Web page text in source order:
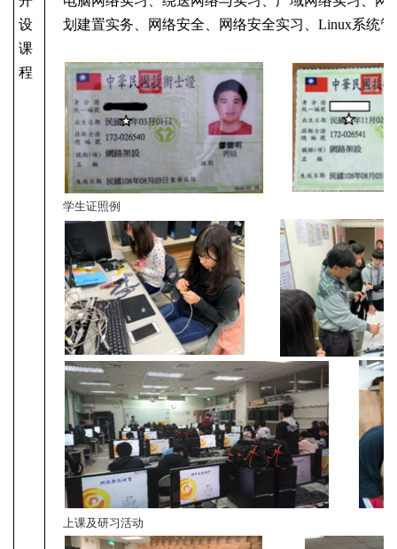
设
课
程
划建置实务、网络安全、网络安全实习、Linux系统
学生证照例
上课及研习活动